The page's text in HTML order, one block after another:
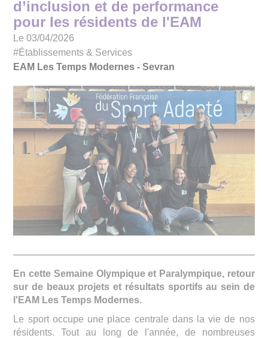
d’inclusion et de performance
pour les résidents de l'EAM
Le 03/04/2026
#Établissements & Services
EAM Les Temps Modernes - Sevran
En cette Semaine Olympique et Paralympique, retour
sur de beaux projets et résultats sportifs au sein de
l'EAM Les Temps Modernes.
Le sport occupe une place centrale dans la vie de nos
résidents. Tout au long de l'année, de nombreuses